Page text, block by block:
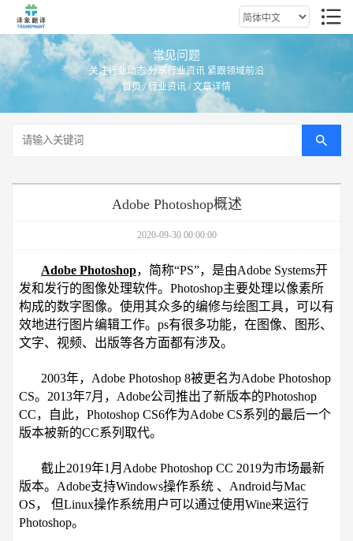
常见问题
关注行业动态 分享行业资讯 紧跟领域前沿
首页/行业资讯 / 文章详情
Adobe Photoshop概述
2020-09-30 00:00:00
Adobe Photoshop，简称“PS”，是由Adobe Systems开
发和发行的图像处理软件。Photoshop主要处理以像素所
构成的数字图像。使用其众多的编修与绘图工具，可以有
效地进行图片编辑工作。ps有很多功能，在图像、图形、
文字、视频、出版等各方面都有涉及。
2003年，Adobe Photoshop 8被更名为Adobe Photoshop
CS。2013年7月，Adobe公司推出了新版本的Photoshop
CC，自此，Photoshop CS6作为Adobe CS系列的最后一个
版本被新的CC系列取代。
截止2019年1月Adobe Photoshop CC 2019为市场最新
版本。Adobe支持Windows操作系统 、Android与Mac
OS， 但Linux操作系统用户可以通过使用Wine来运行
Photoshop。